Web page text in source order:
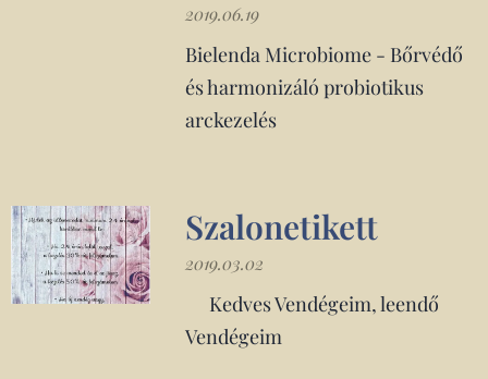
2019.06.19
Bielenda Microbiome - Bőrvédő
és harmonizáló probiotikus
arckezelés
Szalonetikett
2019.03.02
❗Kedves Vendégeim, leendő
Vendégeim❗